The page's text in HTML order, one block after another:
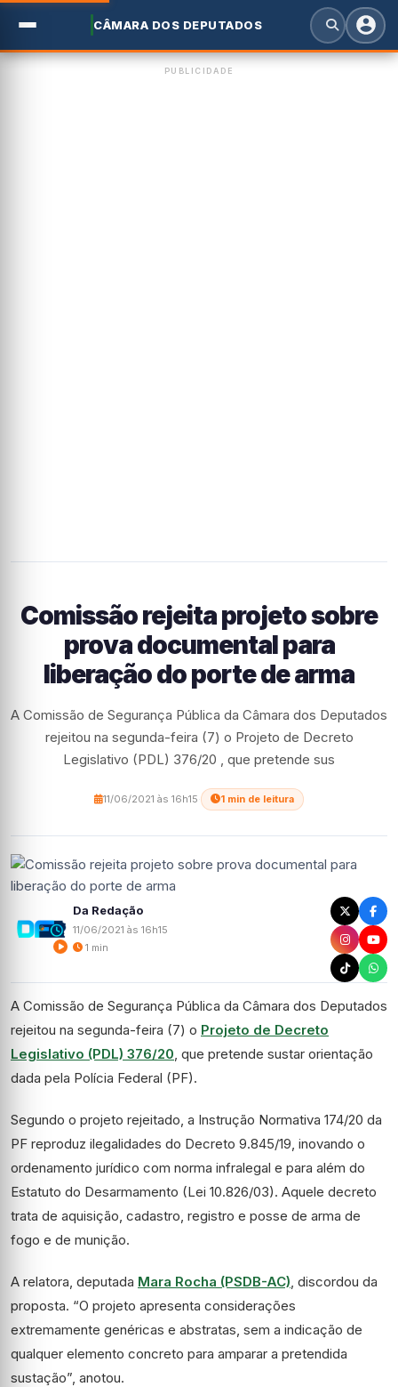
CÂMARA DOS DEPUTADOS
PUBLICIDADE
Comissão rejeita projeto sobre
prova documental para
liberação do porte de arma
A Comissão de Segurança Pública da Câmara dos Deputados
rejeitou na segunda-feira (7) o Projeto de Decreto
Legislativo (PDL) 376/20 , que pretende sus
11/06/2021 às 16h15 1 min de leitura
Da Redação
11/06/2021 às 16h15
1 min
A Comissão de Segurança Pública da Câmara dos Deputados
rejeitou na segunda-feira (7) o Projeto de Decreto
Legislativo (PDL) 376/20, que pretende sustar orientação
dada pela Polícia Federal (PF).
Segundo o projeto rejeitado, a Instrução Normativa 174/20 da
PF reproduz ilegalidades do Decreto 9.845/19, inovando o
ordenamento jurídico com norma infralegal e para além do
Estatuto do Desarmamento (Lei 10.826/03). Aquele decreto
trata de aquisição, cadastro, registro e posse de arma de
fogo e de munição.
A relatora, deputada Mara Rocha (PSDB-AC), discordou da
proposta. “O projeto apresenta considerações
extremamente genéricas e abstratas, sem a indicação de
qualquer elemento concreto para amparar a pretendida
sustação”, anotou.